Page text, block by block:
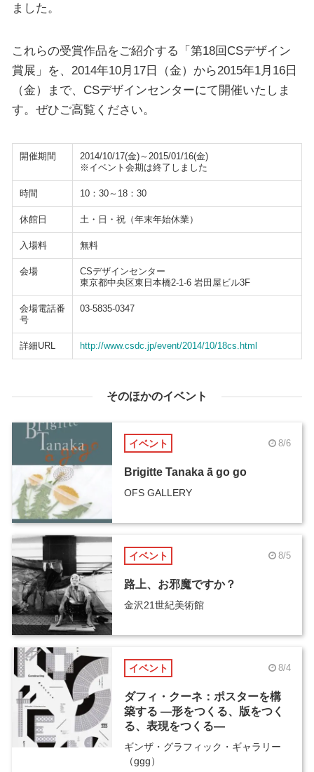
ました。
これらの受賞作品をご紹介する「第18回CSデザイン
賞展」を、2014年10月17日（金）から2015年1月16日
（金）まで、CSデザインセンターにて開催いたしま
す。ぜひご高覧ください。
開催期間
2014/10/17(金)～2015/01/16(金)
※イベント会期は終了しました
時間 10：30～18：30
休館日 土・日・祝（年末年始休業）
入場料 無料
会場
CSデザインセンター
東京都中央区東日本橋2-1-6 岩田屋ビル3F
会場電話番
号
03-5835-0347
詳細URL http://www.csdc.jp/event/2014/10/18cs.html
そのほかのイベント
イベント 8/6
Brigitte Tanaka ā go go
OFS GALLERY
イベント 8/5
路上、お邪魔ですか？
金沢21世紀美術館
イベント 8/4
ダフィ・クーネ：ポスターを構
築する ―形をつくる、版をつく
る、表現をつくる―
ギンザ・グラフィック・ギャラリー
（ggg）